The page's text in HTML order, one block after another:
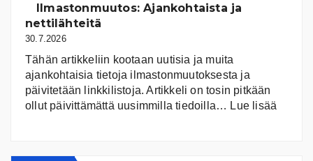
ja
Ilmastonmuutos: Ajankohtaista ja
nettilähteitä
30.7.2026
Tähän artikkeliin kootaan uutisia ja muita
ajankohtaisia tietoja ilmastonmuutoksesta ja
päivitetään linkkilistoja. Artikkeli on tosin pitkään
ollut päivittämättä uusimmilla tiedoilla… Lue lisää